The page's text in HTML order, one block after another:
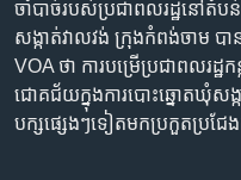
ស្វែង​
រក
ចាំ​បាច់​របស់​ប្រជា​ពល​រដ្ឋ​នៅ​តំ
សង្កាត់​វាល​វង់ ​ក្រុង​កំពង់​ចាម បា
VOA​ ថា​ ការ​បម្រើ​ប្រជា​ពល​រ
ជោគ​ជ័យ​ក្នុង​ការ​បោះ​ឆ្នោត​ឃុំ​ស
បក្ស​ផ្សេង​ៗ​ទៀត​មក​ប្រកួត​ប្រជ